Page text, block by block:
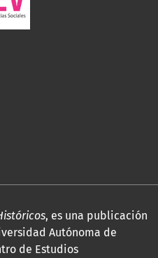
, es una publicación
Autónoma de
de Estudios